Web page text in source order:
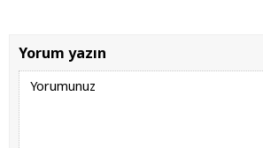
Yorum yazın